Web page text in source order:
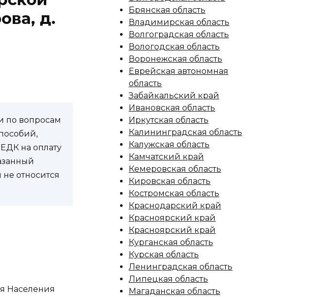
д.
по вопросам
на оплату
относится
Населения
Брянская область
Владимирская область
Волгоградская область
Вологодская область
Воронежская область
Еврейская автономная
область
Забайкальский край
Ивановская область
Иркутская область
Калининградская область
Калужская область
Камчатский край
Кемеровская область
Кировская область
Костромская область
Краснодарский край
Красноярский край
Красноярский край
Курганская область
Курская область
Ленинградская область
Липецкая область
Магаданская область